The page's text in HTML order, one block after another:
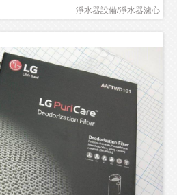
淨水器設備/淨水器濾心